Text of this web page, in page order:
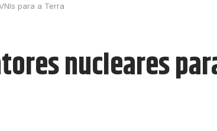
para a Terra
nucleares